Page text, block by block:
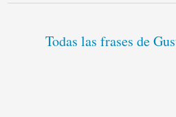
Todas las frases de